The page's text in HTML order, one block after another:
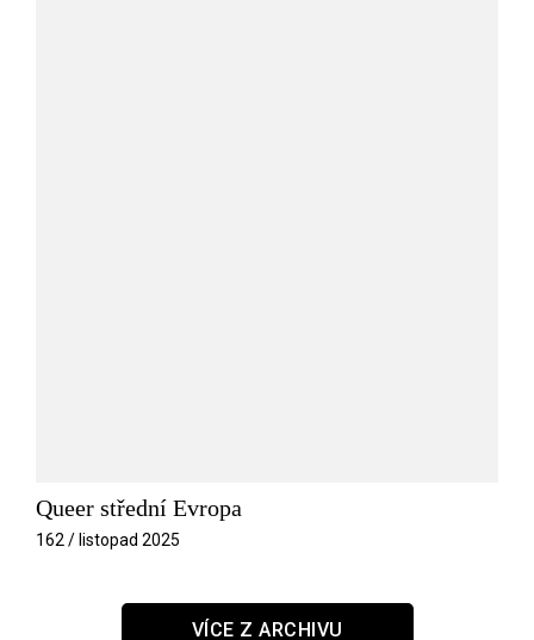
Queer střední Evropa
162 / listopad 2025
VÍCE Z ARCHIVU